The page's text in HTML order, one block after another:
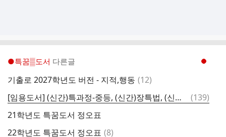
●특꿈▒도서 다른글
기출로 2027학년도 버전 - 지적,행동 댓
(12)
[임용도서] (신간)특과정-중등, (신간)장특법, (신간) 특과정-초등, (신간)2026기출풀이집, 기출로, 등
댓
글
(139)
21학년도 특꿈도서 정오표
22학년도 특꿈도서 정오표 댓
(8)